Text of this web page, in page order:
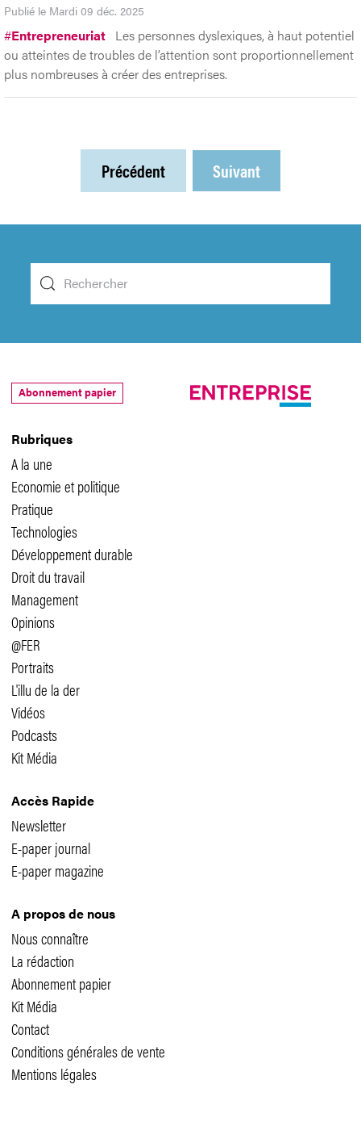
Publié le Mardi 09 déc. 2025
#Entrepreneuriat Les personnes dyslexiques, à haut potentiel
ou atteintes de troubles de l’attention sont proportionnellement
plus nombreuses à créer des entreprises.
Précédent Suivant
Rubriques
A la une
Economie et politique
Pratique
Technologies
Développement durable
Droit du travail
Management
Opinions
@FER
Portraits
L'illu de la der
Vidéos
Podcasts
Kit Média
Accès Rapide
Newsletter
E-paper journal
E-paper magazine
A propos de nous
Nous connaître
La rédaction
Abonnement papier
Kit Média
Contact
Conditions générales de vente
Mentions légales
Abonnement papier